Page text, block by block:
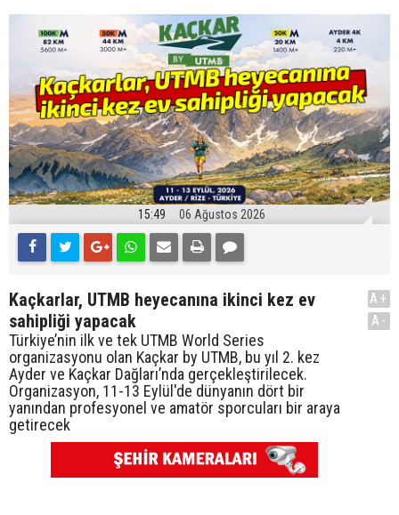
15:49 06 Ağustos 2026
Kaçkarlar, UTMB heyecanına ikinci kez ev
sahipliği yapacak
Türkiye’nin ilk ve tek UTMB World Series
organizasyonu olan Kaçkar by UTMB, bu yıl 2. kez
Ayder ve Kaçkar Dağları’nda gerçekleştirilecek.
Organizasyon, 11-13 Eylül'de dünyanın dört bir
yanından profesyonel ve amatör sporcuları bir araya
getirecek
A+
A-